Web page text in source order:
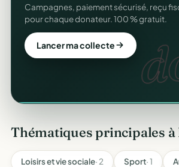
Fiches donateurs, historique des dons,
adhésions — fini les fichiers Excel.
Découvrir le CRM gratuit
Campagnes, paiement sécurisé, reçu
pour chaque donateur. 100 % gratuit.
Lancer ma collecte
Thématiques principales à
Loisirs et vie sociale· 2 Sport· 1